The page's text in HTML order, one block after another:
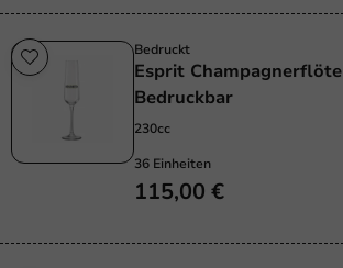
Bedruckt
Esprit
Bedruckbar
230cc
36 Einheiten
115,00 €